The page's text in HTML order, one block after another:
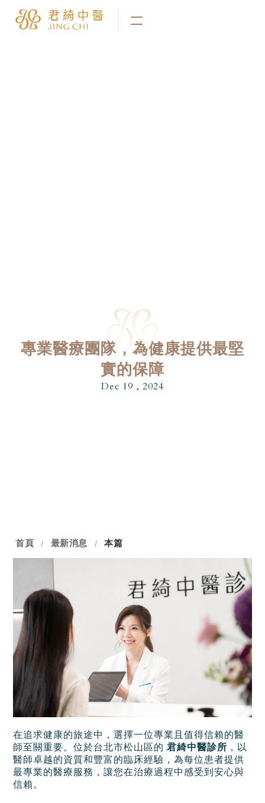
專業醫療團隊，為健康提供最堅
實的保障
Dec 19 , 2024
首頁 / 最新消息 / 本篇
在追求健康的旅途中，選擇一位專業且值得信賴的醫
師至關重要。位於台北市松山區的君綺中醫診所 ，以
醫師卓越的資質和豐富的臨床經驗，為每位患者提供
最專業的醫療服務，讓您在治療過程中感受到安心與
信賴。